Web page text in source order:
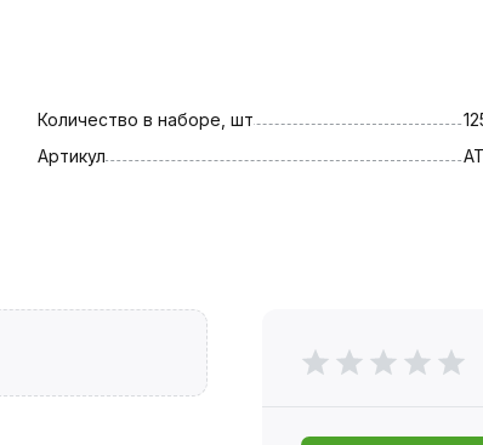
Количество в наборе, шт
Артикул